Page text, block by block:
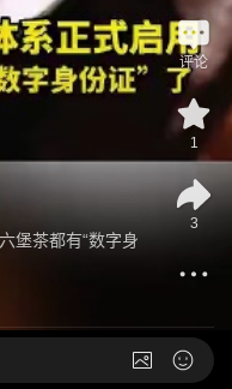
堡茶都有“数字身
评论
1
3